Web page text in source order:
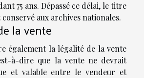
75 ans. Dépassé ce délai, le titre
aux archives nationales.
la vente
également la légalité de la vente
à-dire que la vente ne devrait
et valable entre le vendeur et